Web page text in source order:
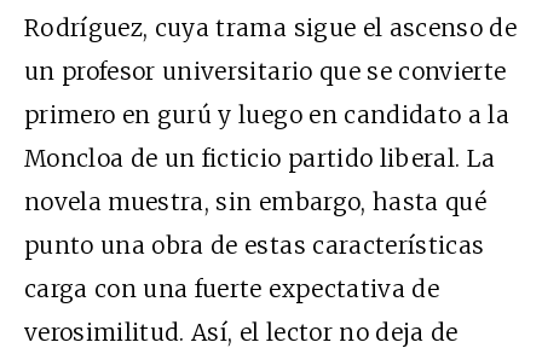
Rodríguez, cuya trama sigue el ascenso de
un profesor universitario que se convierte
primero en gurú y luego en candidato a la
Moncloa de un ficticio partido liberal. La
novela muestra, sin embargo, hasta qué
punto una obra de estas características
carga con una fuerte expectativa de
verosimilitud. Así, el lector no deja de